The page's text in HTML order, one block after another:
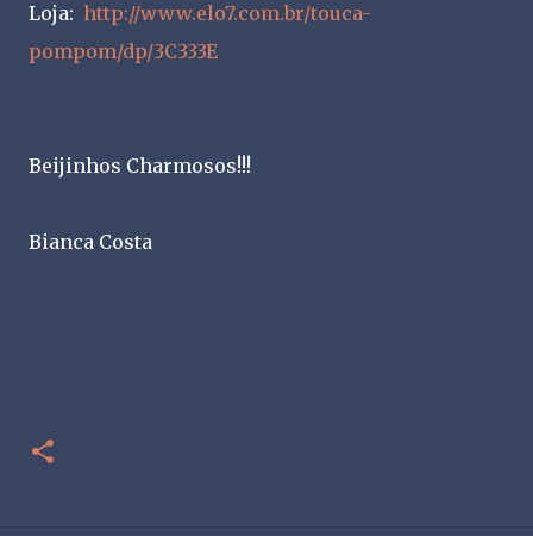
Loja: http://www.elo7.com.br/touca-
pompom/dp/3C333E
Beijinhos Charmosos!!!
Bianca Costa